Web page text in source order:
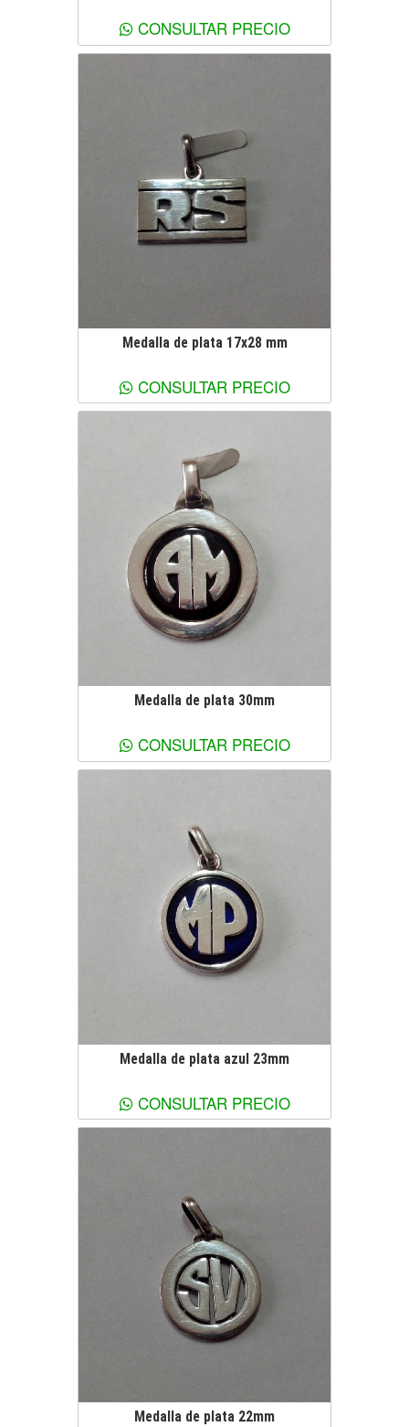
CONSULTAR PRECIO
Ver más información
Medalla de plata 17x28 mm
CONSULTAR PRECIO
Ver más información
Medalla de plata 30mm
CONSULTAR PRECIO
Ver más información
Medalla de plata azul 23mm
CONSULTAR PRECIO
Ver más información
Medalla de plata 22mm